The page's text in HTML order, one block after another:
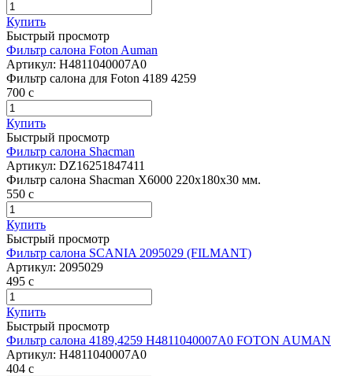
Купить
Быстрый просмотр
Фильтр салона Foton Auman
Артикул: H4811040007A0
Фильтр салона для Foton 4189 4259
700 c
Купить
Быстрый просмотр
Фильтр салона Shacman
Артикул: DZ16251847411
Фильтр салона Shacman X6000 220x180x30 мм.
550 c
Купить
Быстрый просмотр
Фильтр салона SCANIA 2095029 (FILMANT)
Артикул: 2095029
495 c
Купить
Быстрый просмотр
Фильтр салона 4189,4259 H4811040007A0 FOTON AUMAN
Артикул: H4811040007A0
404 c